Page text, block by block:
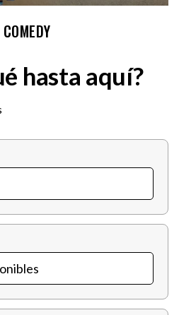
hasta aquí?